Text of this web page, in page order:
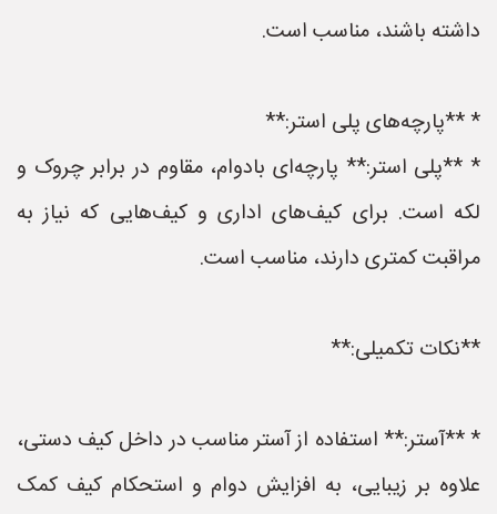
داشته باشند، مناسب است.
* **پارچه‌های پلی استر:**
* **پلی استر:** پارچه‌ای بادوام، مقاوم در برابر چروک و
لکه است. برای کیف‌های اداری و کیف‌هایی که نیاز به
مراقبت کمتری دارند، مناسب است.
**نکات تکمیلی:**
* **آستر:** استفاده از آستر مناسب در داخل کیف دستی،
علاوه بر زیبایی، به افزایش دوام و استحکام کیف کمک